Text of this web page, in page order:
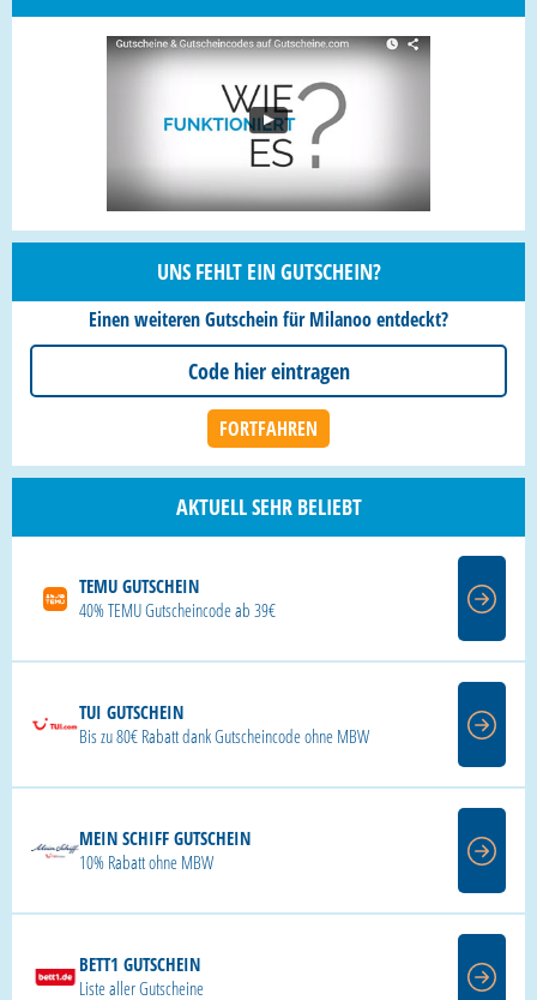
UNS FEHLT EIN GUTSCHEIN?
Einen weiteren Gutschein für Milanoo entdeckt?
AKTUELL SEHR BELIEBT
TEMU GUTSCHEIN
40% TEMU Gutscheincode ab 39€
TUI GUTSCHEIN
Bis zu 80€ Rabatt dank Gutscheincode ohne MBW
MEIN SCHIFF GUTSCHEIN
10% Rabatt ohne MBW
BETT1 GUTSCHEIN
Liste aller Gutscheine